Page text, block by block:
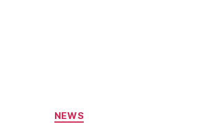
Categories
NEWS